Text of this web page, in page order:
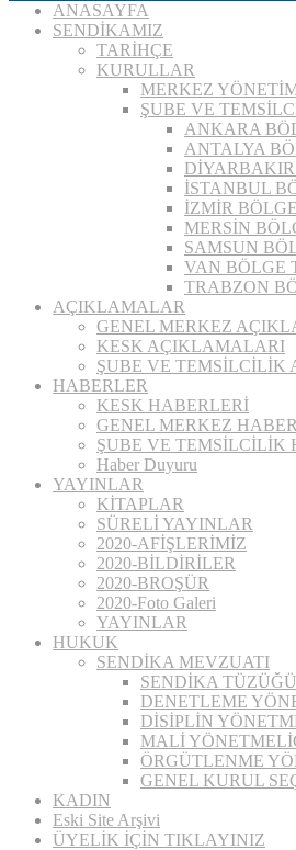
ANASAYFA
SENDİKAMIZ
TARİHÇE
KURULLAR
MERKEZ
ŞUBE VE
ANKARA
ANTALYA
İSTANBUL
İZMİR
MERSİN
SAMSUN
VAN BÖLGE
TRABZON
AÇIKLAMALAR
GENEL MERKEZ
KESK AÇIKLAMALARI
ŞUBE VE
HABERLER
KESK HABERLERİ
GENEL MERKEZ
ŞUBE VE TEMSİLCİLİK
Haber Duyuru
YAYINLAR
KİTAPLAR
SÜRELİ YAYINLAR
2020-AFİŞLERİMİZ
2020-BİLDİRİLER
2020-BROŞÜR
2020-Foto Galeri
YAYINLAR
HUKUK
SENDİKA MEVZUATI
SENDİKA TÜZÜĞÜ
DENETLEME
DİSİPLİN
MALİ
ÖRGÜTLENME
GENEL KURUL
KADIN
Eski Site Arşivi
ÜYELİK İÇİN TIKLAYINIZ